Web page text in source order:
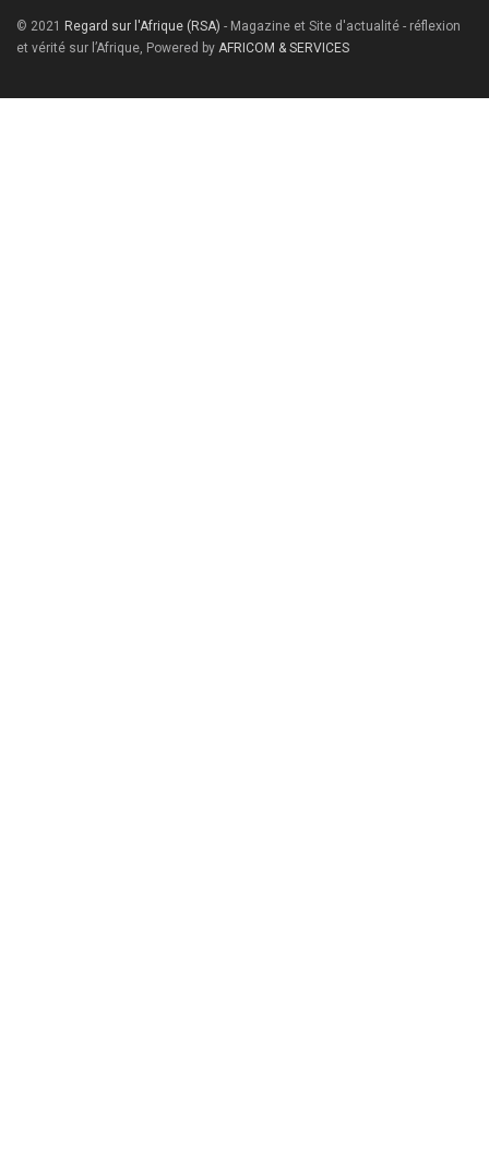
© 2021 Regard sur l'Afrique (RSA) - Magazine et Site d'actualité - réflexion
et vérité sur l’Afrique, Powered by AFRICOM & SERVICES